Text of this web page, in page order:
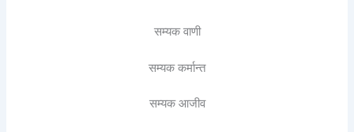
सम्यक वाणी
सम्यक कर्मान्त
सम्यक आजीव